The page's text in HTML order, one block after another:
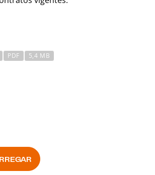
PDF 5,4 MB